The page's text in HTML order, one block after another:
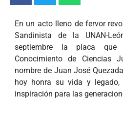
En un acto lleno de fervor
Sandinista de la UNAN-
septiembre la placa
Conocimiento de Ciencias
nombre de Juan José
hoy honra su vida y
inspiración para las